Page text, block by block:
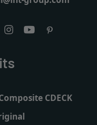
CDECK